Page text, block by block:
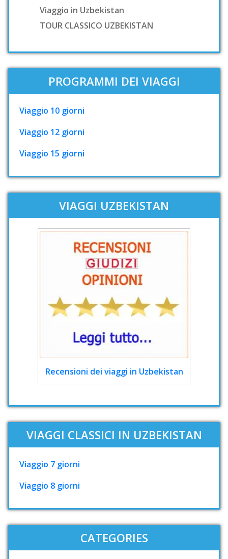
Viaggio in Uzbekistan
TOUR CLASSICO UZBEKISTAN
PROGRAMMI DEI VIAGGI
Viaggio 10 giorni
Viaggio 12 giorni
Viaggio 15 giorni
VIAGGI UZBEKISTAN
Recensioni dei viaggi in Uzbekistan
VIAGGI CLASSICI IN UZBEKISTAN
Viaggio 7 giorni
Viaggio 8 giorni
CATEGORIES